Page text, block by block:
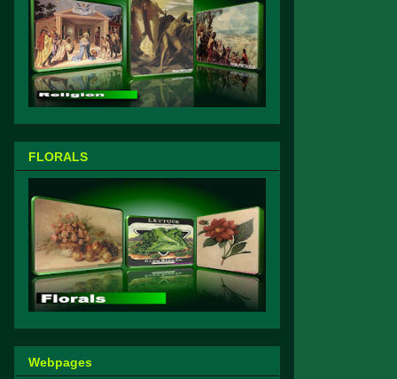
FLORALS
Webpages